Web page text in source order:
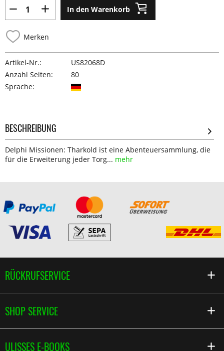
In den Warenkorb
Merken
Artikel-Nr.:
US82068D
Anzahl Seiten:
80
Sprache:
BESCHREIBUNG
Delphi Missionen: Tharkold ist eine Abenteuersammlung, die
für die Erweiterung jeder Torg... mehr
RÜCKRUFSERVICE
SHOP SERVICE
ULISSES E-BOOKS